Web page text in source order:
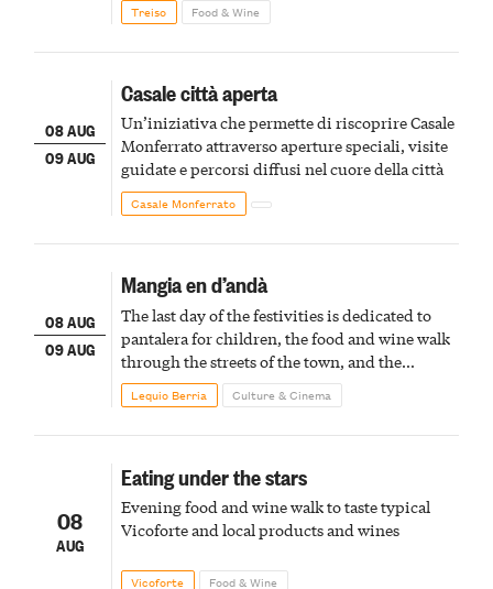
Treiso Food & Wine
08 AUG
09 AUG
Casale città aperta
Un’iniziativa che permette di riscoprire Casale
Monferrato attraverso aperture speciali, visite
guidate e percorsi diffusi nel cuore della città
Casale Monferrato
08 AUG
09 AUG
Mangia en d’andà
The last day of the festivities is dedicated to
pantalera for children, the food and wine walk
through the streets of the town, and the
fireworks finale
Lequio Berria Culture & Cinema
08
AUG
Eating under the stars
Evening food and wine walk to taste typical
Vicoforte and local products and wines
Vicoforte Food & Wine